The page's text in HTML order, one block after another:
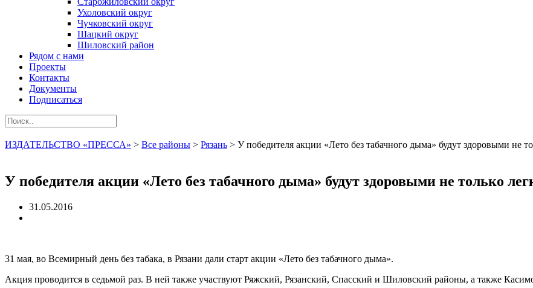
Ухоловский округ
Чучковский округ
Шацкий округ
Шиловский район
Рядом с нами
Проекты
Контакты
Документы
Подписаться
ИЗДАТЕЛЬСТВО «ПРЕССА» > Все районы > Рязань > У победителя акции «Лето без табачного дыма» будут здоровыми не
У победителя акции «Лето без табачного дыма» будут здоровыми не только
31.05.2016
31 мая, во Всемирный день без табака, в Рязани дали старт акции «Лето без табачного дыма».
Акция проводится в седьмой раз. В ней также участвуют Ряжский, Рязанский, Спасский и Шиловский районы, а также